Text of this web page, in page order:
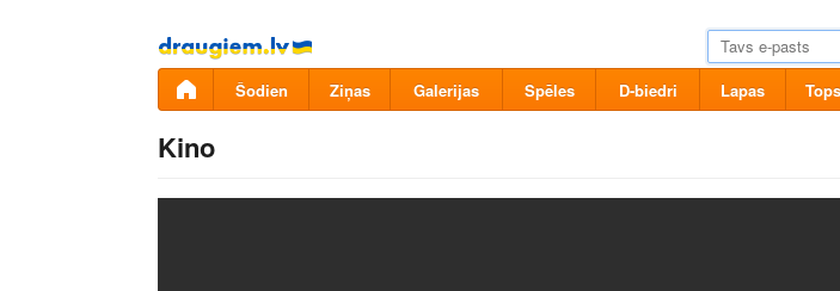
Pāriet
uz
saturu
Šodien Ziņas Galerijas Spēles D-biedri Lapas Tops
Kino